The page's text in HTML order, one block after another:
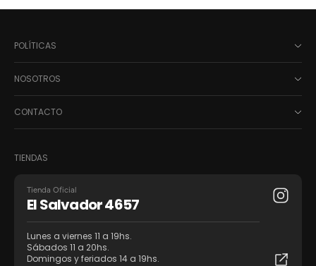
POLÍTICAS
NOSOTROS
CONTACTO
TIENDAS
Tienda Oficial
El Salvador 4657
Lunes a viernes 11 a 19hs.
Sábados 11 a 20hs.
Domingos y feriados 14 a 19hs.